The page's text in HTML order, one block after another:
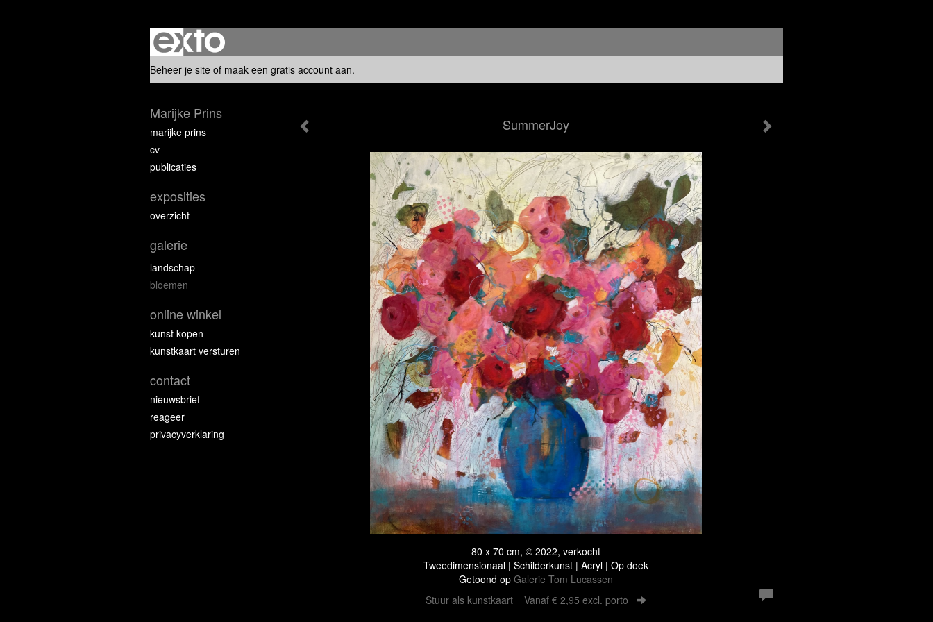
Beheer je site of maak een gratis account aan.
SummerJoy
80 x 70 cm, © 2022, verkocht
Tweedimensionaal | Schilderkunst | Acryl | Op doek
Getoond op Galerie Tom Lucassen
Stuur als kunstkaart Vanaf € 2,95 excl. porto
Marijke Prins
marijke prins
cv
publicaties
exposities
overzicht
galerie
landschap
bloemen
online winkel
kunst kopen
kunstkaart versturen
contact
nieuwsbrief
reageer
privacyverklaring